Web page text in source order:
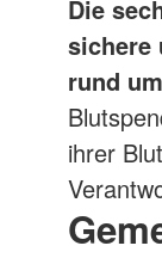
Die
sichere
rund
ihrer